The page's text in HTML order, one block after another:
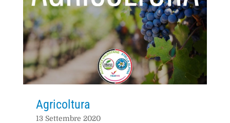
Agricoltura
13 Settembre 2020